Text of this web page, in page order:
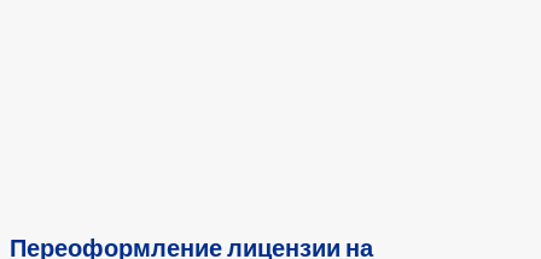
Переоформление лицензии на